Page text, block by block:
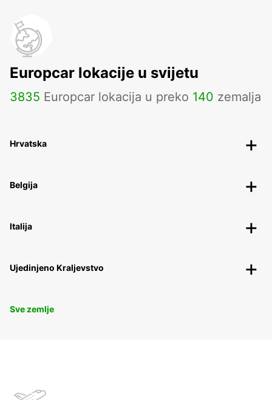
Europcar lokacije u svijetu
3835 Europcar lokacija u preko 140 zemalja
Hrvatska
Belgija
Italija
Ujedinjeno Kraljevstvo
Sve zemlje